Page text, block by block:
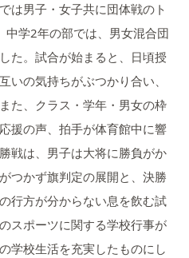
は男子・女子共に団体戦のト
学2年の部では、男女混合団
た。試合が始まると、日頃授
いの気持ちがぶつかり合い、
た、クラス・学年・男女の枠
援の声、拍手が体育館中に響
戦は、男子は大将に勝負がか
つかず旗判定の展開と、決勝
行方が分からない息を飲む試
スポーツに関する学校行事が
学校生活を充実したものにし